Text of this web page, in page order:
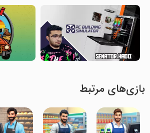
بازی‌های مرتبط